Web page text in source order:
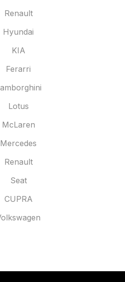
Renault
Hyundai
KIA
Ferarri
Lotus
McLaren
Mercedes
Renault
Seat
CUPRA